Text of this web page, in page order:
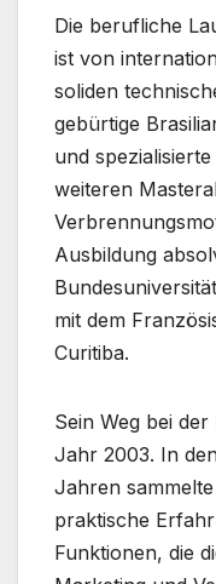
Die berufliche
ist von
soliden
gebürtige
und
weiteren
Ausbildung
mit dem
Curitiba.
Sein Weg bei
Jahr 2003. In
Jahren
praktische
Funktionen, die